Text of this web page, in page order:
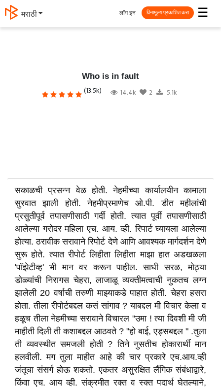
मराठी ☰
लॉग इन विनामूल्य प्रकाशित करा
Who is in fault
(13.5k) 14.4k 2 5.1k
सकाळची प्रसन्न वेळ होती. नेहमीच्या कार्यालयीन कामाला
सुरवात झाली होती. नेहमीप्रमाणेच ओ.पी. डीत महीलांची
प्रसुतीपूर्व तपासणीसाठी गर्दी होती. त्यात पूर्वी तपासणीसाठी
आलेल्या गरोदर महिला एच. आय. व्ही. रिपार्ट घ्यायला आलेल्या
होत्या. ठरावीक सरावाने रिपोर्ट देणे आणि आवश्यक मार्गदर्शन देणे
सुरू होते. त्यात रीपोर्ट लिहीता लिहीता माझा हात अडखळला
'पॉझेटीव्ह' भी मान वर करून पाहील. साधी सरळ, मोठ्या
डोळ्यांची निरागस चेहरा, लाजाळू व्यक्तीमत्वाची नुकतच लग्न
झालेली 20 वर्षाची तरुणी माझ्याकडे पाहात होती. चेहरा हसरा
होता. तीला रीपोर्टबद्दल कसं सांगाव ? याबद्दल मी विचार केला व
हळूच तीला नेहमीच्या सरावाने विचारल "उमा ! त्या दिवशी मी जी
माहीती दिली ती कशाबद्दल आठवते ? "हो बाई, एड्सबद्दल " .तुला
ती व्यवस्थीत समजली होती ? तिने नुसतीच होकारार्थी मान
हलवीली. मग तुला माहीत आहे की चार प्रकारे एच.आय.व्ही
जंतूचा संसर्ग होऊ शकतो. एकतर असुरक्षित लैंगिक संबंधाद्वारे,
किंवा एच. आय व्ही. संक्रमीत रक्त व स्क्त पदार्थ घेतल्याने,